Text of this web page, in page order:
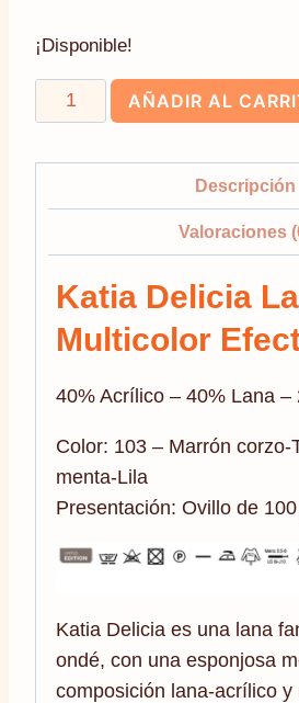
¡Disponible!
Katia
Delicia
efecto
AÑADIR AL
Descripción
Valoraciones
Katia Delicia
Multicolor
40% Acrílico – 40% Lana –
Color: 103 – Marrón corzo-
menta-Lila
Presentación: Ovillo de
Katia Delicia es una lana
ondé, con una esponjosa
composición lana-acrílico y